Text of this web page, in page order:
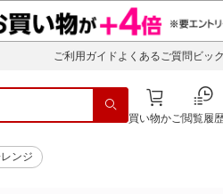
ご利用ガイド よくあるご質問 ビッ
買い物かご閲覧履
ンジ